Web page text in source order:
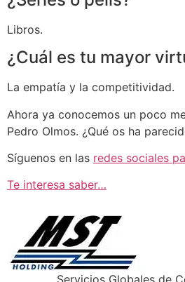
Libros.
¿Cuál es tu mayor
La empatía y la competitividad.
Ahora ya conocemos un poco
Pedro Olmos. ¿Qué os ha
Síguenos en las redes sociales
Te interesa saber…
Servicios Globales de